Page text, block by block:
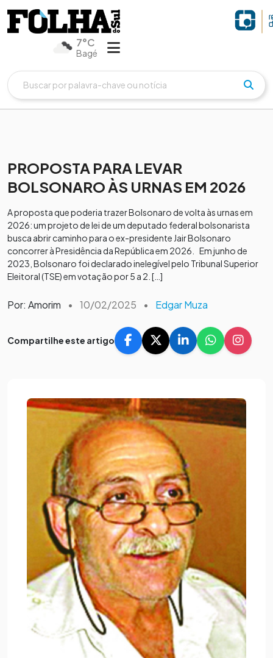
7°C
Bagé
PROPOSTA PARA LEVAR
BOLSONARO ÀS URNAS EM 2026
A proposta que poderia trazer Bolsonaro de volta às urnas em
2026: um projeto de lei de um deputado federal bolsonarista
busca abrir caminho para o ex-presidente Jair Bolsonaro
concorrer à Presidência da República em 2026. Em junho de
2023, Bolsonaro foi declarado inelegível pelo Tribunal Superior
Eleitoral (TSE) em votação por 5 a 2. […]
Por: Amorim • 10/02/2025 • Edgar Muza
Compartilhe este artigo